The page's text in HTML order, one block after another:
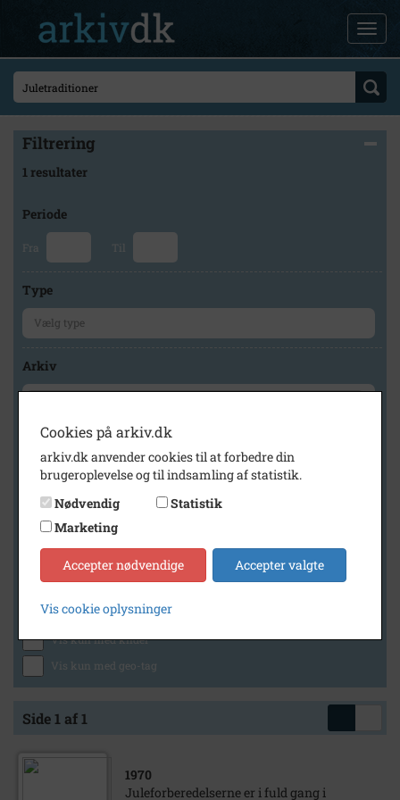
Filtrering
1 resultater
Periode
Fra Til
Type
Arkiv
Geografi
Generelt
Vis kun med billeder
Vis kun med lydklip
Vis kun med kilder
Vis kun med geo-tag
Side 1 af 1
1970
Juleforberedelserne er i fuld gang i
Cookies på arkiv.dk
arkiv.dk anvender cookies til at forbedre din
brugeroplevelse og til indsamling af statistik.
Nødvendig
Statistik
Marketing
Accepter nødvendige Accepter valgte
Vis cookie oplysninger